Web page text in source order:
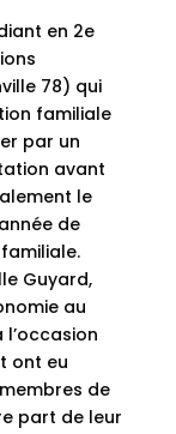
en 2e
78) qui
familiale
par un
avant
le
de
familiale.
Guyard,
au
ont eu
de
part de leur